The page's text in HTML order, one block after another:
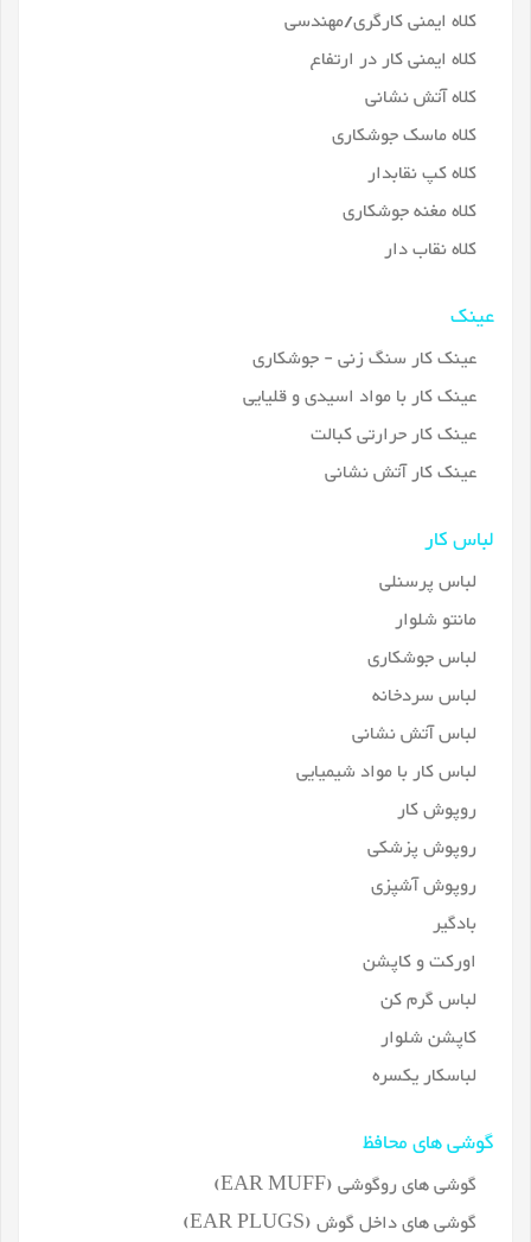
کلاه ایمنی کارگری/مهندسی
کلاه ایمنی کار در ارتفاع
کلاه آتش نشانی
کلاه ماسک جوشکاری
کلاه کپ نقابدار
کلاه مغنه جوشکاری
کلاه نقاب دار
عینک
عینک کار سنگ زنی - جوشکاری
عینک کار با مواد اسیدی و قلیایی
عینک کار حرارتی کبالت
عینک کار آتش نشانی
لباس کار
لباس پرسنلی
مانتو شلوار
لباس جوشکاری
لباس سردخانه
لباس آتش نشانی
لباس کار با مواد شیمیایی
روپوش کار
روپوش پزشکی
روپوش آشپزی
بادگیر
اورکت و کاپشن
لباس گرم کن
کاپشن شلوار
لباسکار یکسره
گوشی های محافظ
گوشی های روگوشی (EAR MUFF)
گوشی های داخل گوش (EAR PLUGS)